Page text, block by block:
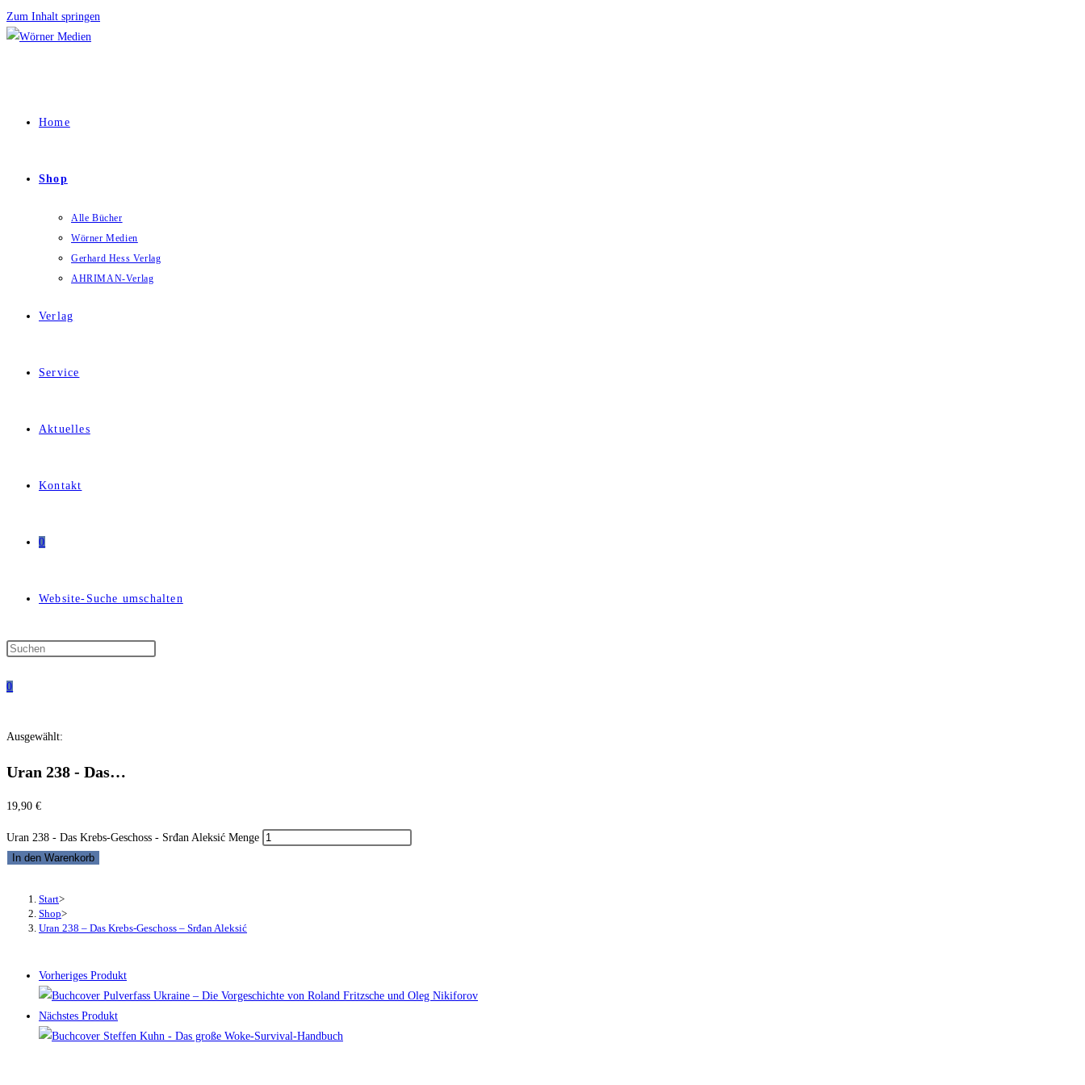
Zum Inhalt springen
Home
Shop
Alle Bücher
Wörner Medien
Gerhard Hess Verlag
AHRIMAN-Verlag
Verlag
Service
Aktuelles
Kontakt
0
Website-Suche umschalten
0
Ausgewählt:
Uran 238 - Das…
19,90 €
Uran 238 - Das Krebs-Geschoss - Srđan Aleksić Menge
In den Warenkorb
Start>
Shop>
Uran 238 – Das Krebs-Geschoss – Srđan Aleksić
Vorheriges Produkt
Nächstes Produkt